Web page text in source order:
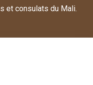
et consulats du Mali.